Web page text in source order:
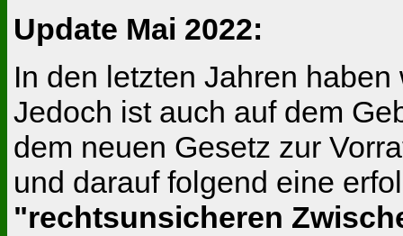
Update Mai 2022:
In den letzten Jahren
Jedoch ist auch auf dem
dem neuen Gesetz zur
und darauf folgend eine
"rechtsunsicheren